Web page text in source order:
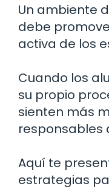
Un ambiente
debe
activa de los
Cuando los
su propio
sienten más
responsables
Aquí te
estrategias